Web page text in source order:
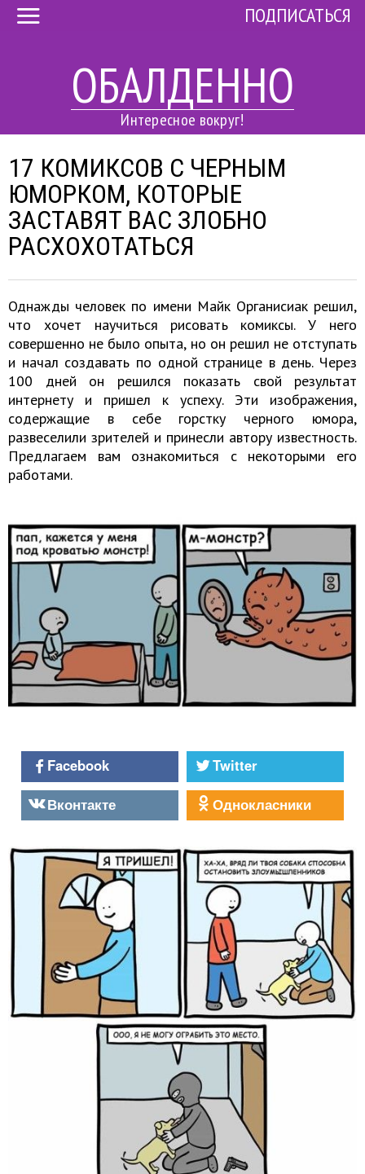
ОБАЛДЕННО
Интересное вокруг!
ПОДПИСАТЬСЯ
17 КОМИКСОВ С ЧЕРНЫМ
ЮМОРКОМ, КОТОРЫЕ
ЗАСТАВЯТ ВАС ЗЛОБНО
РАСХОХОТАТЬСЯ
Однажды человек по имени Майк Органисиак решил,
что хочет научиться рисовать комиксы. У него
совершенно не было опыта, но он решил не отступать
и начал создавать по одной странице в день. Через
100 дней он решился показать свой результат
интернету и пришел к успеху. Эти изображения,
содержащие в себе горстку черного юмора,
развеселили зрителей и принесли автору известность.
Предлагаем вам ознакомиться с некоторыми его
работами.
Facebook
Twitter
Вконтакте
Однокласники